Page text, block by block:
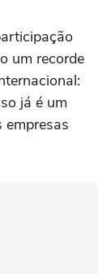
um recorde
já é um